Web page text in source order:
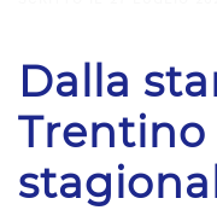
Dalla